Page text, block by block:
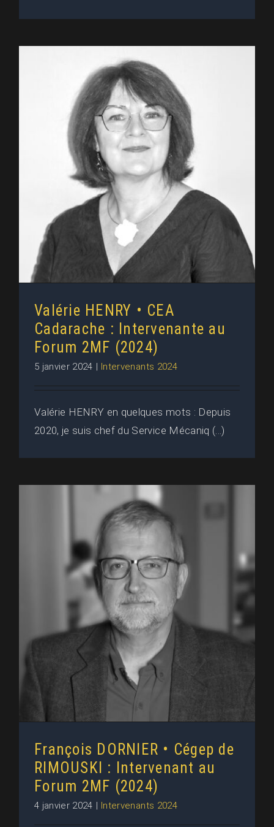
Valérie HENRY • CEA Cadarache :
Intervenante au Forum 2MF
(2024)
Valérie HENRY • CEA
Cadarache : Intervenante au
Forum 2MF (2024)
5 janvier 2024 Intervenants 2024
Valérie HENRY en quelques mots : Depuis
2020, je suis chef du Service Mécaniq (...)
François DORNIER • Cégep de
RIMOUSKI : Intervenant au Forum
2MF (2024)
François DORNIER • Cégep de
RIMOUSKI : Intervenant au
Forum 2MF (2024)
4 janvier 2024 Intervenants 2024